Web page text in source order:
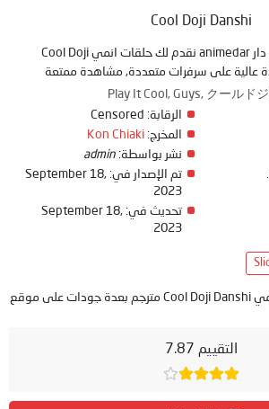
التقييم 7.87
Cool Doji Danshi
مرحبا بك في موقع انمي دار animedar نقدم لك حلقات انمي Cool Doji
Play It Cool, Guys, クールド
الرقابة:
المخرج: Kon Chiaki
نشر بواسطة: admin
تم الإصدار في: September 18,
2023
تحديث في: September 18,
2023
تحميل وشاهدة حلقات انمي Cool Doji Danshi مترجم بعدة جودات على موقع